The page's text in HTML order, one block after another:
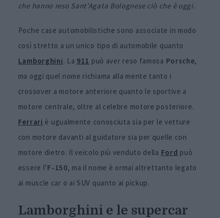
che hanno reso Sant’Agata Bolognese ciò che è oggi.
Poche case automobilistiche sono associate in modo
così stretto a un unico tipo di automobile quanto
Lamborghini. La 911 può aver reso famosa Porsche,
ma oggi quel nome richiama alla mente tanto i
crossover a motore anteriore quanto le sportive a
motore centrale, oltre al celebre motore posteriore.
Ferrari è ugualmente conosciuta sia per le vetture
con motore davanti al guidatore sia per quelle con
motore dietro. Il veicolo più venduto della Ford può
essere l’F-150, ma il nome è ormai altrettanto legato
ai muscle car o ai SUV quanto ai pickup.
Lamborghini e le supercar